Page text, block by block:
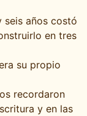
años costó
en tres
su propio
recordaron
y en las